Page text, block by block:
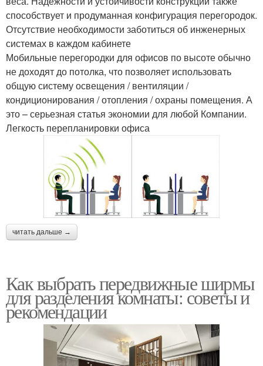
способствует и продуманная конфигурация перегородок.
Отсутствие необходимости заботиться об инженерных
системах в каждом кабинете
Мобильные перегородки для офисов по высоте обычно
не доходят до потолка, что позволяет использовать
общую систему освещения / вентиляции /
кондиционирования / отопления / охраны помещения. А
это – серьезная статья экономии для любой Компании.
Легкость перепланировки офиса
читать дальше →
Как выбрать передвижные ширмы
для разделения комнаты: советы и
рекомендации